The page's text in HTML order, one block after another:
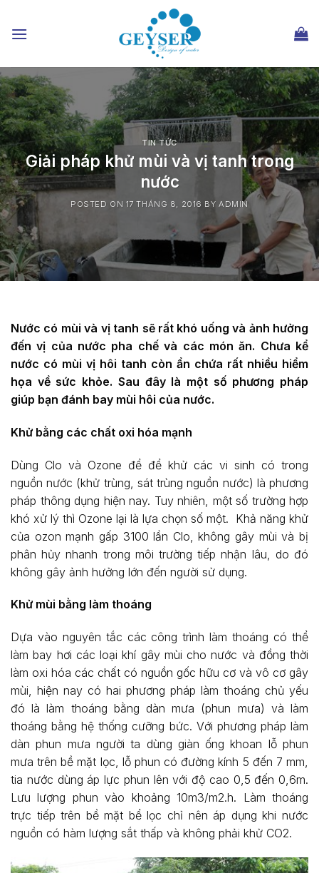
đến
nội
TIN TỨC
Giải pháp khử mùi và vị tanh trong
nước
POSTED ON 17 THÁNG 8, 2016 BY ADMIN
Nước có mùi và vị tanh sẽ rất khó uống và ảnh hưởng
đến vị của nước pha chế và các món ăn. Chưa kể
nước có mùi vị hôi tanh còn ẩn chứa rất nhiều hiểm
họa về sức khỏe. Sau đây là một số phương pháp
giúp bạn đánh bay mùi hôi của nước.
Khử bằng các chất oxi hóa mạnh
Dùng Clo và Ozone để để khử các vi sinh có trong
nguồn nước (khử trùng, sát trùng nguồn nước) là phương
pháp thông dụng hiện nay. Tuy nhiên, một số trường hợp
khó xử lý thì Ozone lại là lựa chọn số một. Khả năng khử
của ozon mạnh gấp 3100 lần Clo, không gây mùi và bị
phân hủy nhanh trong môi trường tiếp nhận lâu, do đó
không gây ảnh hưởng lớn đến người sử dụng.
Khử mùi bằng làm thoáng
Dựa vào nguyên tắc các công trình làm thoáng có thể
làm bay hơi các loại khí gây mùi cho nước và đồng thời
làm oxi hóa các chất có nguồn gốc hữu cơ và vô cơ gây
mùi, hiện nay có hai phương pháp làm thoáng chủ yếu
đó là làm thoáng bằng dàn mưa (phun mưa) và làm
thoáng bằng hệ thống cưỡng bức. Với phương pháp làm
dàn phun mưa người ta dùng giàn ống khoan lỗ phun
mưa trên bề mặt lọc, lỗ phun có đường kính 5 đến 7 mm,
tia nước dùng áp lực phun lên với độ cao 0,5 đến 0,6m.
Lưu lượng phun vào khoảng 10m3/m2.h. Làm thoáng
trực tiếp trên bề mặt bể lọc chỉ nên áp dụng khi nước
nguồn có hàm lượng sắt thấp và không phải khử CO2.